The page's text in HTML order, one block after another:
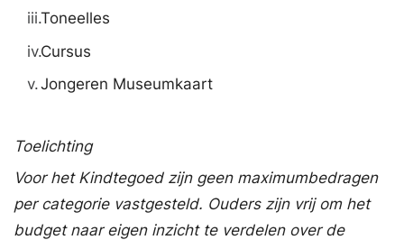
iii.Toneelles
iv.Cursus
v.Jongeren Museumkaart
Toelichting
Voor het Kindtegoed zijn geen maximumbedragen
per categorie vastgesteld. Ouders zijn vrij om het
budget naar eigen inzicht te verdelen over de